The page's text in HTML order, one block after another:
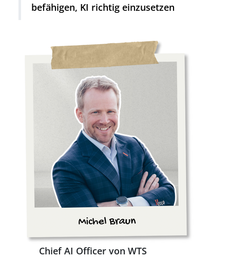
befähigen, KI richtig einzusetzen
Chief AI Officer von WTS